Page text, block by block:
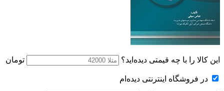
این کالا را با چه قیمتی دیده‌اید؟ تومان
در فروشگاه اینترنتی دیده‌ام